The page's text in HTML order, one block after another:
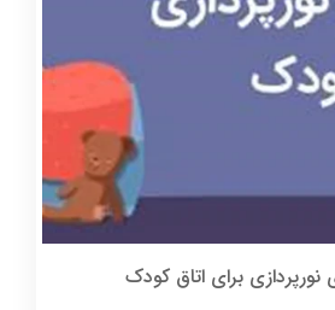
برای اتاق کودک